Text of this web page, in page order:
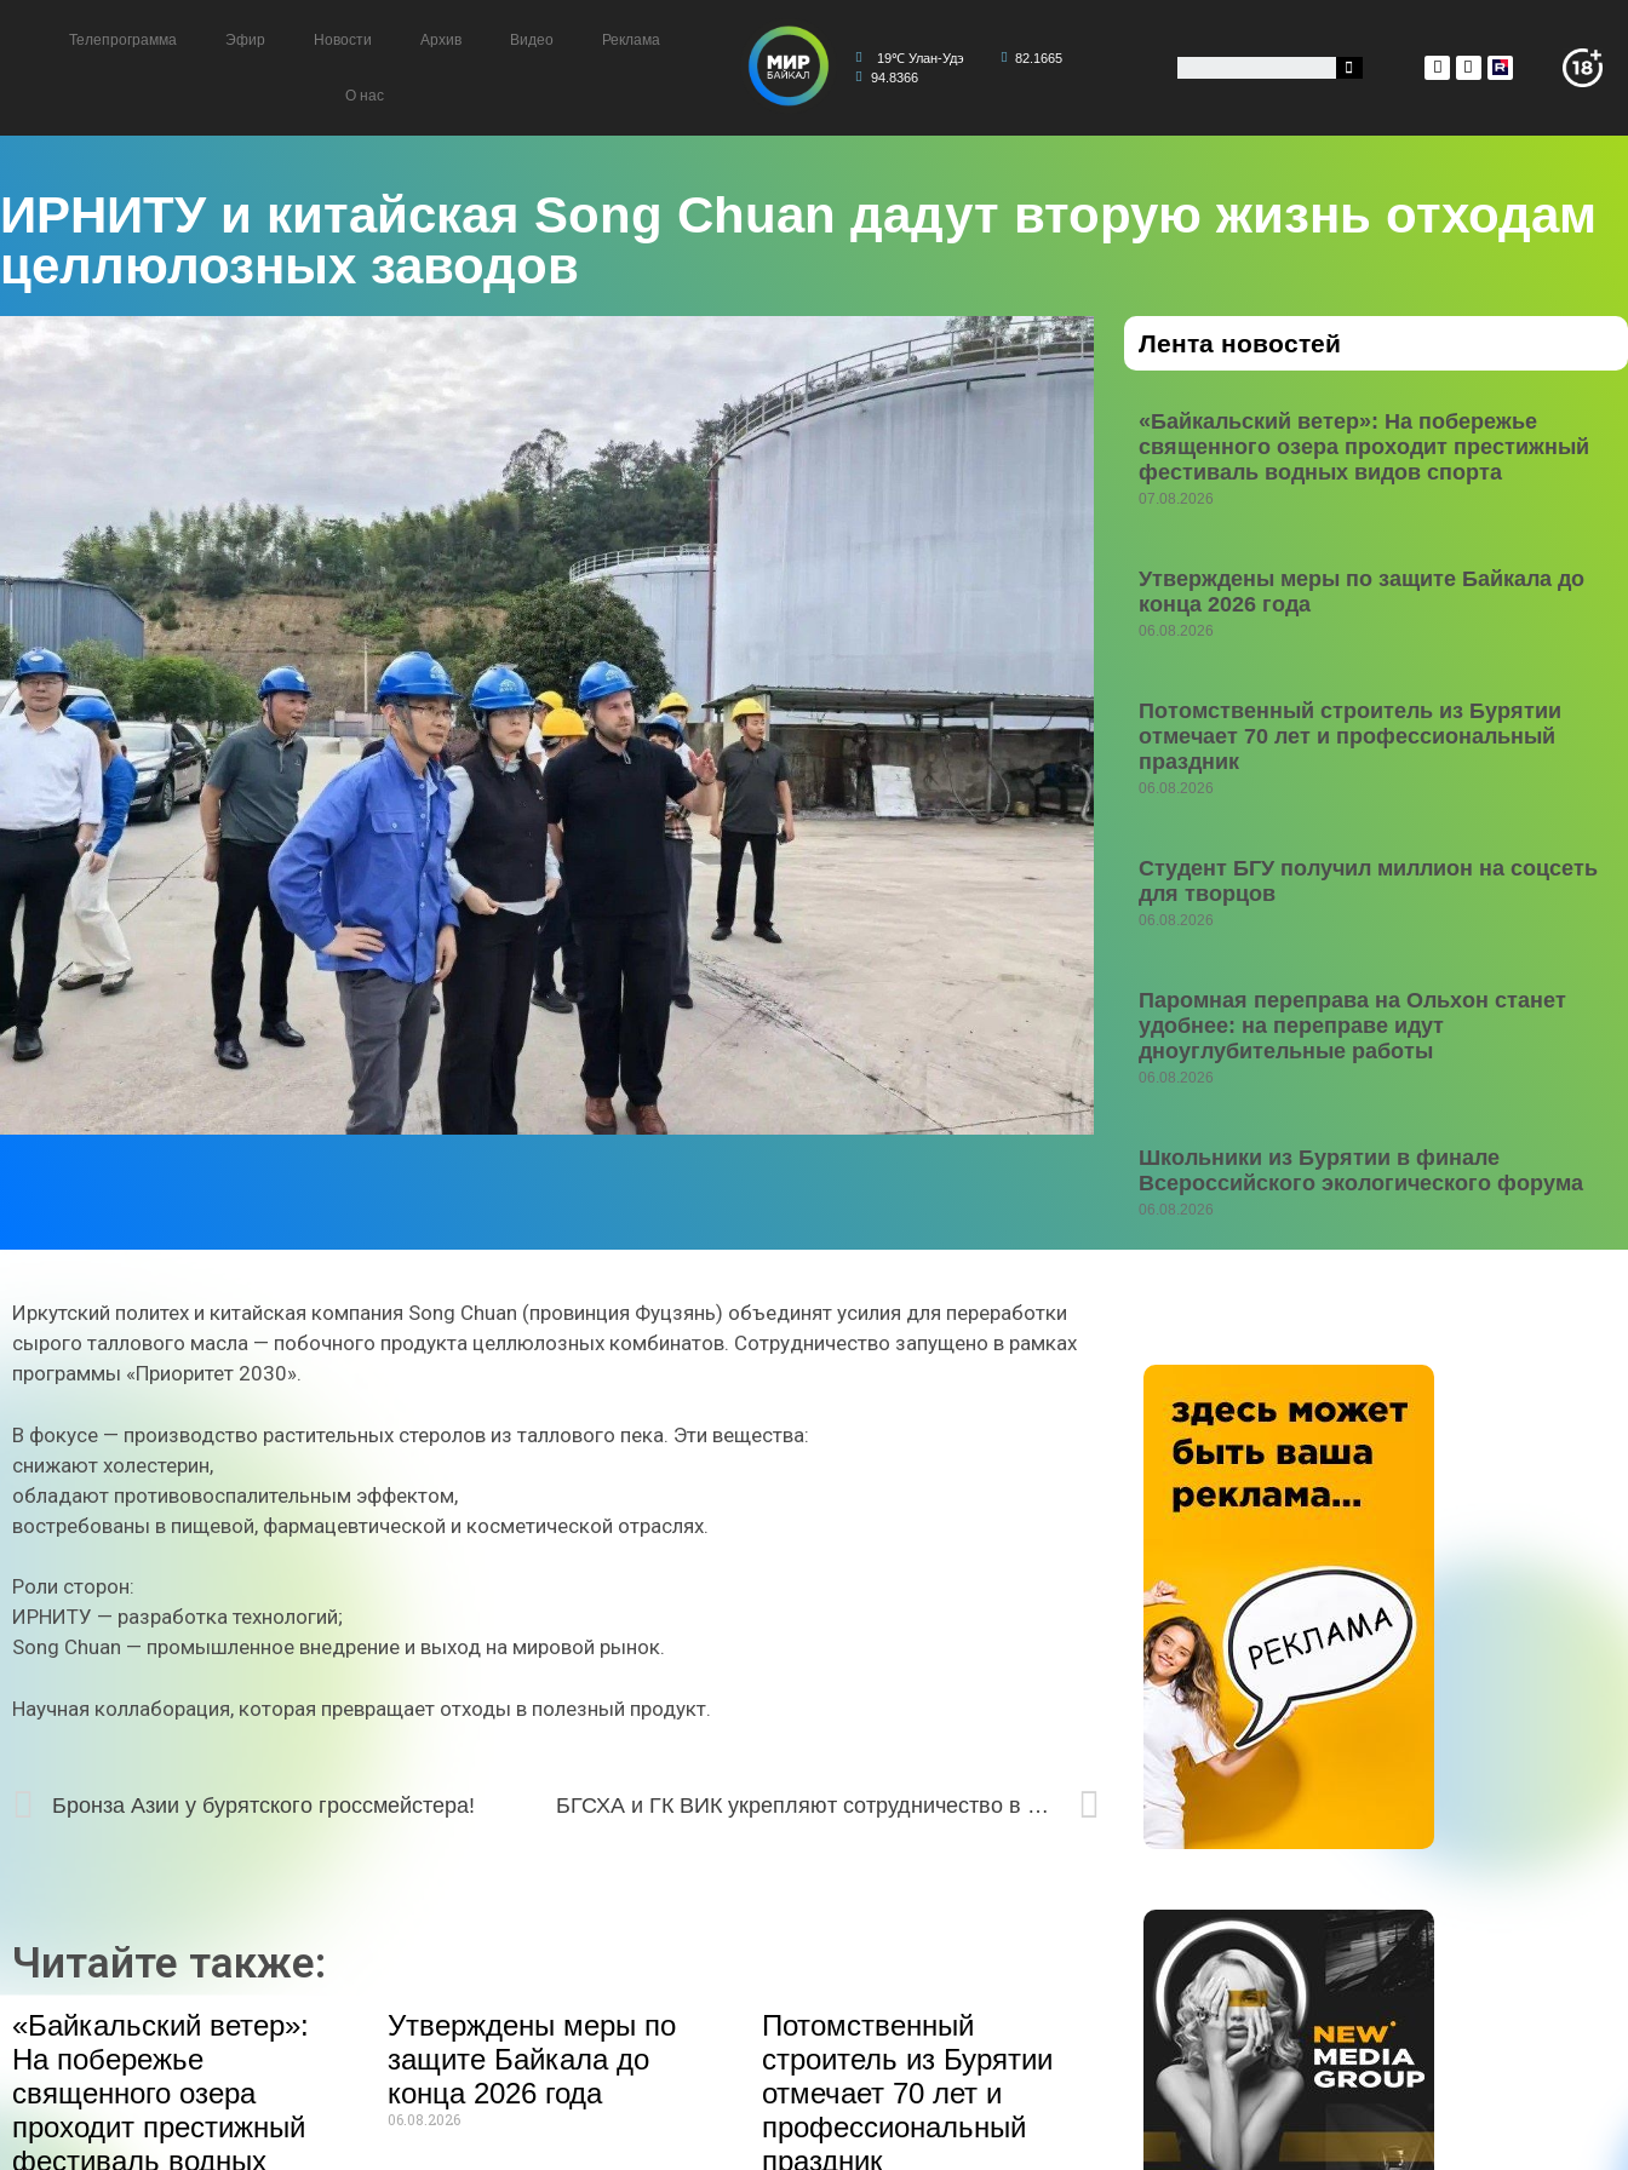
Телепрограмма Эфир Новости Архив Видео Реклама
О нас
19℃ Улан-Удэ
82.1665
94.8366
ИРНИТУ и китайская Song Chuan дадут вторую жизнь отходам
целлюлозных заводов
Лента новостей
«Байкальский ветер»: На побережье
священного озера проходит престижный
фестиваль водных видов спорта
07.08.2026
Утверждены меры по защите Байкала до
конца 2026 года
06.08.2026
Потомственный строитель из Бурятии
отмечает 70 лет и профессиональный
праздник
06.08.2026
Студент БГУ получил миллион на соцсеть
для творцов
06.08.2026
Паромная переправа на Ольхон станет
удобнее: на переправе идут
дноуглубительные работы
06.08.2026
Школьники из Бурятии в финале
Всероссийского экологического форума
06.08.2026
Иркутский политех и китайская компания Song Chuan (провинция Фуцзянь) объединят усилия для переработки
сырого таллового масла — побочного продукта целлюлозных комбинатов. Сотрудничество запущено в рамках
программы «Приоритет 2030».
В фокусе — производство растительных стеролов из таллового пека. Эти вещества:
снижают холестерин,
обладают противовоспалительным эффектом,
востребованы в пищевой, фармацевтической и косметической отраслях.
Роли сторон:
ИРНИТУ — разработка технологий;
Song Chuan — промышленное внедрение и выход на мировой рынок.
Научная коллаборация, которая превращает отходы в полезный продукт.
Бронза Азии у бурятского гроссмейстера! БГСХА и ГК ВИК укрепляют сотрудничество в области лекарственного растениеводства
Читайте также:
«Байкальский ветер»:
На побережье
священного озера
проходит престижный
фестиваль водных
Утверждены меры по
защите Байкала до
конца 2026 года
06.08.2026
Потомственный
строитель из Бурятии
отмечает 70 лет и
профессиональный
праздник